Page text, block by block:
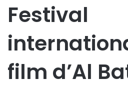
Festival
film d’Al